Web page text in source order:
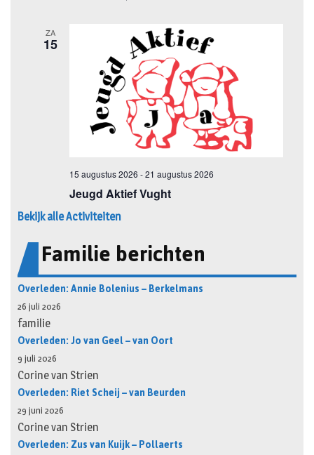
Bekijk alle Activiteiten
Familie berichten
Overleden: Annie Bolenius – Berkelmans
26 juli 2026
familie
Overleden: Jo van Geel – van Oort
9 juli 2026
Corine van Strien
Overleden: Riet Scheij – van Beurden
29 juni 2026
Corine van Strien
Overleden: Zus van Kuijk – Pollaerts